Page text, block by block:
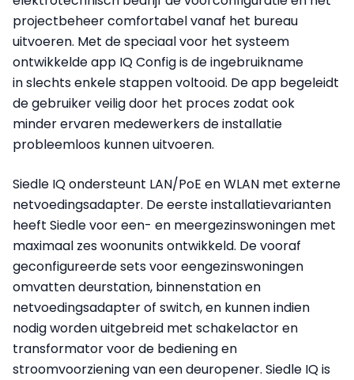
projectbeheer comfortabel vanaf het bureau
uitvoeren. Met de speciaal voor het systeem
ontwikkelde app IQ Config is de ingebruikname
in slechts enkele stappen voltooid. De app begeleidt
de gebruiker veilig door het proces zodat ook
minder ervaren medewerkers de installatie
probleemloos kunnen uitvoeren.
Siedle IQ ondersteunt LAN/PoE en WLAN met externe
netvoedingsadapter. De eerste installatievarianten
heeft Siedle voor een- en meergezinswoningen met
maximaal zes woonunits ontwikkeld. De vooraf
geconfigureerde sets voor eengezinswoningen
omvatten deurstation, binnenstation en
netvoedingsadapter of switch, en kunnen indien
nodig worden uitgebreid met schakelactor en
transformator voor de bediening en
stroomvoorziening van een deuropener. Siedle IQ is